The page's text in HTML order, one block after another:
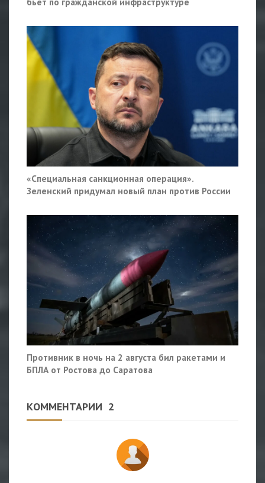
«Специальная санкционная операция».
Зеленский придумал новый план против России
Противник в ночь на 2 августа бил ракетами и
БПЛА от Ростова до Саратова
КОММЕНТАРИИ 2